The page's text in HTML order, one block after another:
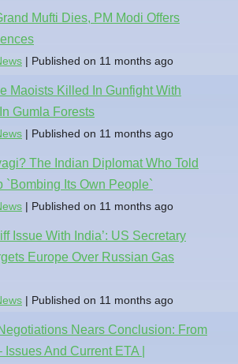
Mufti Dies, PM Modi Offers
Published on 11 months ago
Maoists Killed In Gunfight With
Gumla Forests
Published on 11 months ago
The Indian Diplomat Who Told
`Bombing Its Own People`
Published on 11 months ago
Issue With India’: US Secretary
Europe Over Russian Gas
Published on 11 months ago
Nears Conclusion: From
And Current ETA |